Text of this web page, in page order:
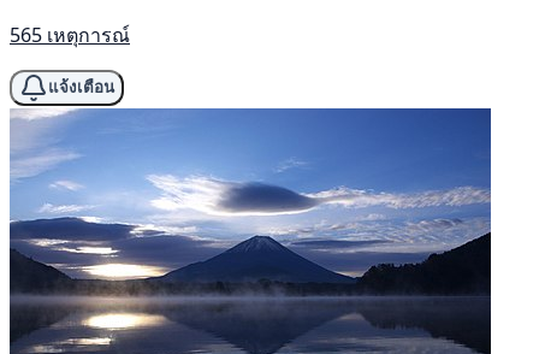
565 เหตุการณ์
แจ้งเตือน